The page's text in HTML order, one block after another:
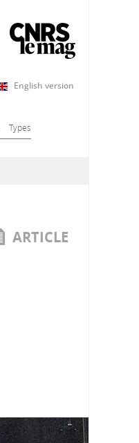
English version
Types
ARTICLE